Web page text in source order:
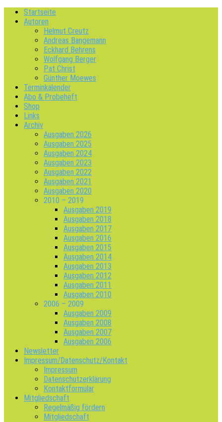
Startseite
Autoren
Helmut Creutz
Andreas Bangemann
Eckhard Behrens
Wolfgang Berger
Pat Christ
Günther Moewes
Terminkalender
Abo & Probeheft
Shop
Links
Archiv
Ausgaben 2026
Ausgaben 2025
Ausgaben 2024
Ausgaben 2023
Ausgaben 2022
Ausgaben 2021
Ausgaben 2020
2010 – 2019
Ausgaben 2019
Ausgaben 2018
Ausgaben 2017
Ausgaben 2016
Ausgaben 2015
Ausgaben 2014
Ausgaben 2013
Ausgaben 2012
Ausgaben 2011
Ausgaben 2010
2006 – 2009
Ausgaben 2009
Ausgaben 2008
Ausgaben 2007
Ausgaben 2006
Newsletter
Impressum/Datenschutz/Kontakt
Impressum
Datenschutzerklärung
Kontaktformular
Mitgliedschaft
Regelmäßig fördern
Mitgliedschaft